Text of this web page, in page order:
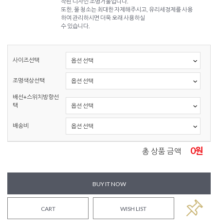
또한, 물 청소는 최대한 자제해주시고, 유리세정제를 사용
하여 관리하시면 더욱 오래 사용하실
수 있습니다.
사이즈선택
조명색상선택
배선+스위치방향선
택
배송비
총 상품 금액 0원
BUY IT NOW
CART WISH LIST